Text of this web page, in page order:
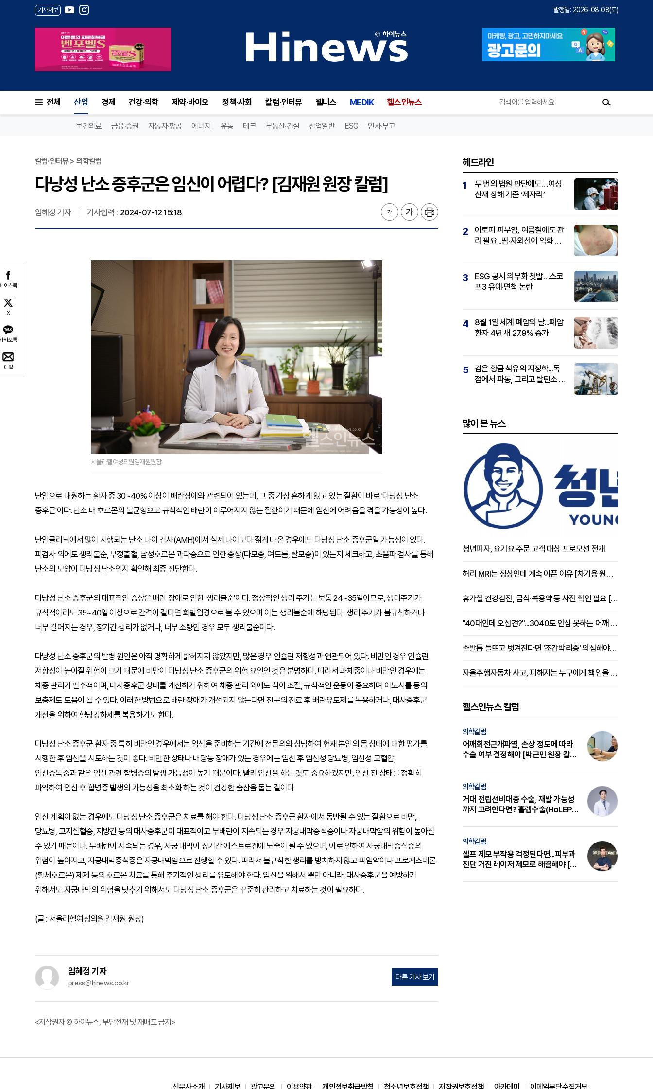
기사제보 발행일: 2026-08-08(토)
전체 산업 경제 건강·의학 제약·바이오 정책·사회 칼럼·인터뷰 웰니스 MEDIK 헬스인뉴스
보건의료 금융·증권 자동차·항공 에너지 유통 테크 부동산·건설 산업일반 ESG 인사·부고
이스북
X
카오톡
메일
칼럼·인터뷰 > 의학칼럼
다낭성 난소 증후군은 임신이 어렵다? [김재원 원장 칼럼]
임혜정 기자 기사입력 : 2024-07-12 15:18
서울라헬여성의원김재원원장
난임으로 내원하는 환자 중 30~40% 이상이 배란장애와 관련되어 있는데, 그 중 가장 흔하게 앓고 있는 질환이 바로 '다낭성 난소
증후군'이다. 난소 내 호르몬의 불균형으로 규칙적인 배란이 이루어지지 않는 질환이기 때문에 임신에 어려움을 겪을 가능성이 높다.
난임클리닉에서 많이 시행되는 난소 나이 검사(AMH)에서 실제 나이보다 젊게 나온 경우에도 다낭성 난소 증후군일 가능성이 있다.
피검사 외에도 생리불순, 부정출혈, 남성호르몬 과다증으로 인한 증상(다모증, 여드름, 탈모증)이 있는지 체크하고, 초음파 검사를 통해
난소의 모양이 다낭성 난소인지 확인해 최종 진단한다.
다낭성 난소 증후군의 대표적인 증상은 배란 장애로 인한 '생리불순'이다. 정상적인 생리 주기는 보통 24~35일이므로, 생리주기가
규칙적이라도 35~40일 이상으로 간격이 길다면 희발월경으로 볼 수 있으며 이는 생리불순에 해당된다. 생리 주기가 불규칙하거나
너무 길어지는 경우, 장기간 생리가 없거나, 너무 소량인 경우 모두 생리불순이다.
다낭성 난소 증후군의 발병 원인은 아직 명확하게 밝혀지지 않았지만, 많은 경우 인슐린 저항성과 연관되어 있다. 비만인 경우 인슐린
저항성이 높아질 위험이 크기 때문에 비만이 다낭성 난소 증후군의 위험 요인인 것은 분명하다. 따라서 과체중이나 비만인 경우에는
체중 관리가 필수적이며, 대사증후군 상태를 개선하기 위하여 체중 관리 외에도 식이 조절, 규칙적인 운동이 중요하며 이노시톨 등의
보충제도 도움이 될 수 있다. 이러한 방법으로 배란 장애가 개선되지 않는다면 전문의 진료 후 배란유도제를 복용하거나, 대사증후군
개선을 위하여 혈당강하제를 복용하기도 한다.
다낭성 난소 증후군 환자 중 특히 비만인 경우에서는 임신을 준비하는 기간에 전문의와 상담하여 현재 본인의 몸 상태에 대한 평가를
시행한 후 임신을 시도하는 것이 좋다. 비만한 상태나 내당능 장애가 있는 경우에는 임신 후 임신성 당뇨병, 임신성 고혈압,
임신중독중과 같은 임신 관련 합병증의 발생 가능성이 높기 때문이다. 빨리 임신을 하는 것도 중요하겠지만, 임신 전 상태를 정확히
파악하여 임신 후 합병증 발생의 가능성을 최소화 하는 것이 건강한 출산을 돕는 길이다.
임신 계획이 없는 경우에도 다낭성 난소 증후군은 치료를 해야 한다. 다낭성 난소 증후군 환자에서 동반될 수 있는 질환으로 비만,
당뇨병, 고지질혈증, 지방간 등의 대사증후군이 대표적이고 무배란이 지속되는 경우 자궁내막증식증이나 자궁내막암의 위험이 높아질
수 있기 때문이다. 무배란이 지속되는 경우, 자궁 내막이 장기간 에스트로겐에 노출이 될 수 있으며, 이로 인하여 자궁내막증식증의
위험이 높아지고, 자궁내막증식증은 자궁내막암으로 진행할 수 있다. 따라서 불규칙한 생리를 방치하지 않고 피임약이나 프로게스테론
(황체호르몬) 제제 등의 호르몬 치료를 통해 주기적인 생리를 유도해야 한다. 임신을 위해서 뿐만 아니라, 대사증후군을 예방하기
위해서도 자궁내막의 위험을 낮추기 위해서도 다낭성 난소 증후군은 꾸준히 관리하고 치료하는 것이 필요하다.
(글 : 서울라헬여성의원 김재원 원장)
임혜정 기자
press@hinews.co.kr
다른 기사 보기
<저작권자 © 하이뉴스, 무단전재 및 재배포 금지>
헤드라인
1
두 번의 법원 판단에도…여성
산재 장해 기준 ‘제자리’
2
아토피 피부염, 여름철에도 관
리 필요...땀·자외선이 악화 요
3
ESG 공시 의무화 첫발…스코
프3 유예·면책 논란
4
8월 1일 세계 폐암의 날...폐암
환자 4년 새 27.9% 증가
5
검은 황금 석유의 지정학...독
점에서 파동, 그리고 탈탄소 패
많이 본 뉴스
청년피자, 요기요 주문 고객 대상 프로모션 전개
허리 MRI는 정상인데 계속 아픈 이유 [차기용 원장 칼럼]
휴가철 건강검진, 금식·복용약 등 사전 확인 필요 [정도감 원장 칼럼]
"40대인데 오십견?"...3040도 안심 못하는 어깨 유착성 관절낭염
손발톱 들뜨고 벗겨진다면 '조갑박리증' 의심해야 [김철윤 원장 칼럼]
자율주행자동차 사고, 피해자는 누구에게 책임을 물을 수 있을까
헬스인뉴스 칼럼
의학칼럼
어깨회전근개파열, 손상 정도에 따라
수술 여부 결정해야 [박근민 원장 칼
의학칼럼
거대 전립선비대증 수술, 재발 가능성
까지 고려한다면? 홀렙수술(HoLEP)
의학칼럼
셀프 제모 부작용 걱정된다면...피부과
진단 거친 레이저 제모로 해결해야 [변
신문사소개 기사제보 광고문의 이용약관 개인정보취급방침 청소년보호정책 저작권보호정책 아카데미 이메일무단수집거부